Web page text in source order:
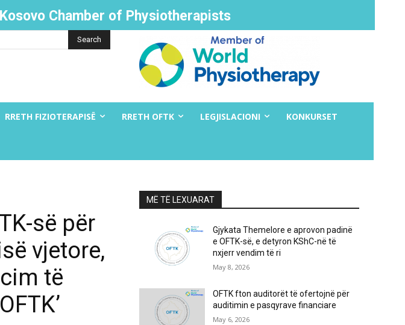
Chamber of Physiotherapists
Search
RRETH FIZIOTERAPISË RRETH OFTK LEGJISLACIONI KONKURSET
së për
vjetore,
të
MË TË LEXUARAT
Gjykata Themelore e aprovon padinë
e OFTK-së, e detyron KShC-në të
nxjerr vendim të ri
May 8, 2026
OFTK fton auditorët të ofertojnë për
auditimin e pasqyrave financiare
May 6, 2026